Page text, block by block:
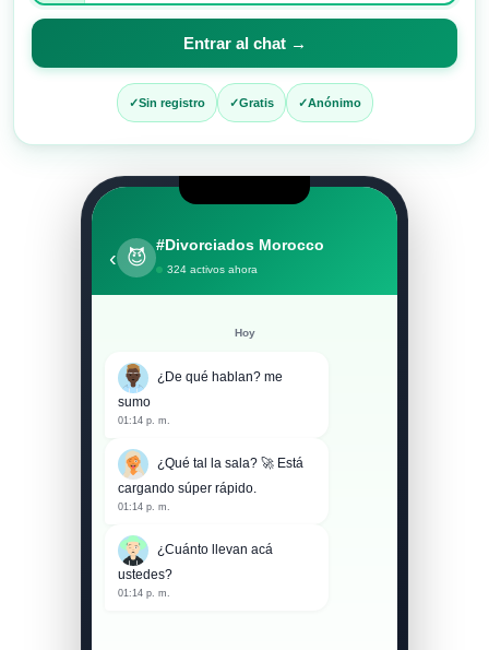
apodo
para
entrar
Entrar al chat →
Sin registro Gratis Anónimo
‹ 😈
#Divorciados Morocco
324 activos ahora
Hoy
¿De qué hablan? me
sumo
01:14 p. m.
¿Qué tal la sala? 🚀 Está
cargando súper rápido.
01:14 p. m.
¿Cuánto llevan acá
ustedes?
01:14 p. m.